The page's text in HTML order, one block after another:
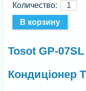
Количество:
Tosot GP-07SL
Кондиціонер